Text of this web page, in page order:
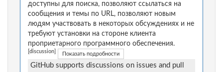
доступны для поиска, позволяют ссылаться на
сообщения и темы по URL, позволяют новым
людям участвовать в некоторых обсуждениях и не
требуют установки на стороне клиента
проприетарного программного обеспечения.
[discussion] Показать подробности
GitHub supports discussions on issues and pull